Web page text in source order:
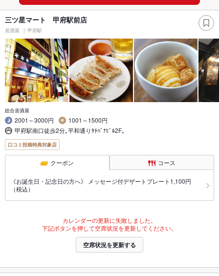
三ツ星マート 甲府駅前店
居酒屋 甲府駅
総合居酒屋
2001～3000円
1001～1500円
甲府駅南口徒歩2分｡平和通りﾀﾁﾊﾞﾅﾋﾞﾙ2F｡
口コミ投稿特典対象店
クーポン コース
《お誕生日・記念日の方へ》 メッセージ付デザートプレート1,100円
（税込）
カレンダーの更新に失敗しました。
下記ボタンを押して空席状況を更新してください。
空席状況を更新する